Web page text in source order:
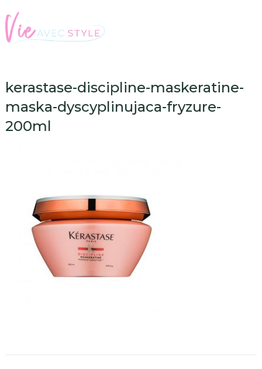
kerastase-discipline-maskeratine-
maska-dyscyplinujaca-fryzure-
200ml